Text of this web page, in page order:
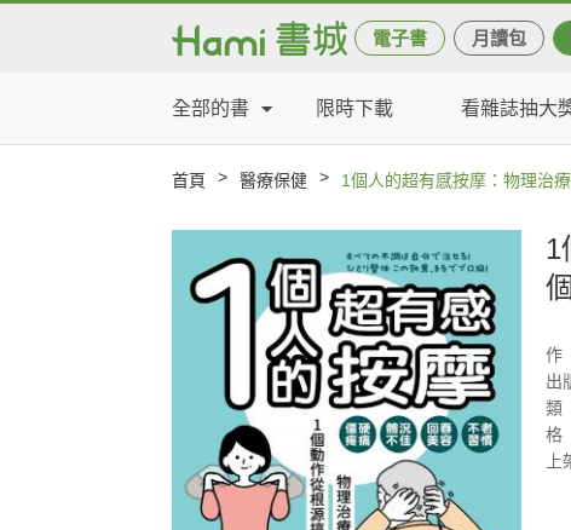
電子書 月讀包
全部的書 限時下載 看雜誌抽大
首頁 > 醫療保健 > 1個人的超有感按摩：物理治
1
作
出
類
格
上